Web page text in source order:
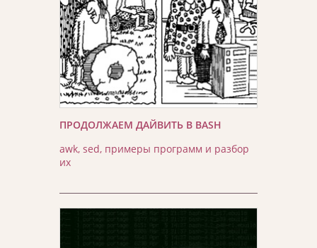
ПРОДОЛЖАЕМ ДАЙВИТЬ В BASH
awk, sed, примеры программ и разбор
их